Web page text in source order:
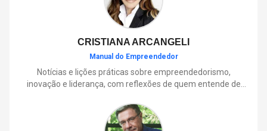
CRISTIANA ARCANGELI
Manual do Empreendedor
Notícias e lições práticas sobre empreendedorismo,
inovação e liderança, com reflexões de quem entende de